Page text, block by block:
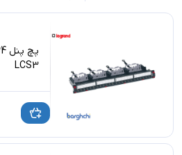
LCS3